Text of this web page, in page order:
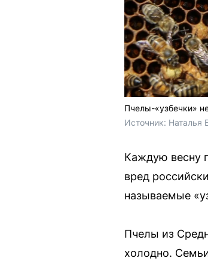
Пчелы-«узбечки»
Источник: Наталья
Каждую весну
вред
называемые
Пчелы из
холодно.